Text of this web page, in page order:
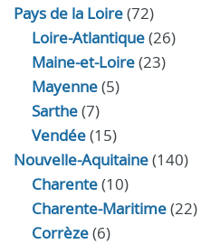
Pays de la Loire(72)
Loire-Atlantique(26)
Maine-et-Loire(23)
Mayenne(5)
Sarthe(7)
Vendée(15)
Nouvelle-Aquitaine(140)
Charente(10)
Charente-Maritime(22)
Corrèze(6)